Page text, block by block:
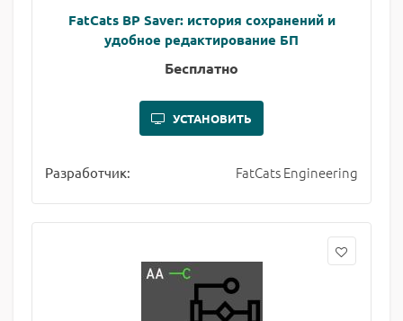
FatCats BP Saver: история сохранений и
удобное редактирование БП
Бесплатно
УСТАНОВИТЬ
Разработчик: FatCats Engineering